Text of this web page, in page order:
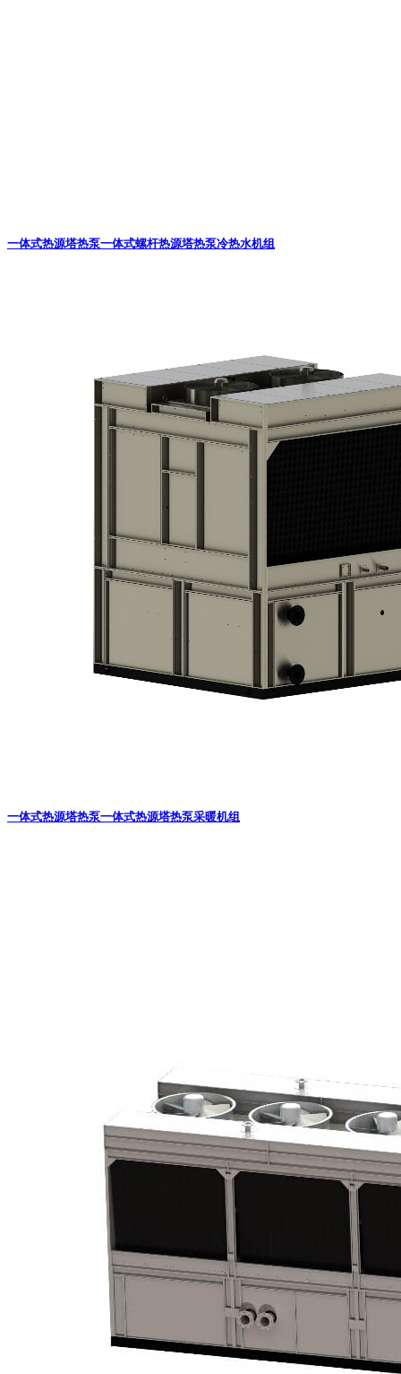
一体式热源塔热泵一体式螺杆热源塔热泵冷热水机组
一体式热源塔热泵一体式热源塔热泵采暖机组